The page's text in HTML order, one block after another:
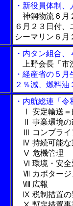
・新役員体制、
神鋼物流６月
６月２３日付
シーマリン６月
・内タン組合
上野会長「市
・経産省の５
２％減、燃料油
・内航総連「
Ⅰ 安定輸送
Ⅱ 事業環境の
Ⅲ コンプライ
Ⅳ 持続可能な
Ⅴ 危機管理
Ⅵ 環境・安全
Ⅶ カボタージ
Ⅷ 広報
Ⅸ 税制措置の